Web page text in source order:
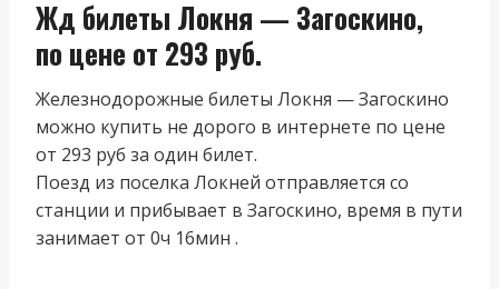
Жд билеты Локня — Загоскино,
по цене от 293 руб.
Железнодорожные билеты Локня — Загоскино
можно купить не дорого в интернете по цене
от 293 руб за один билет.
Поезд из поселка Локней отправляется со
станции и прибывает в Загоскино, время в пути
занимает от 0ч 16мин .